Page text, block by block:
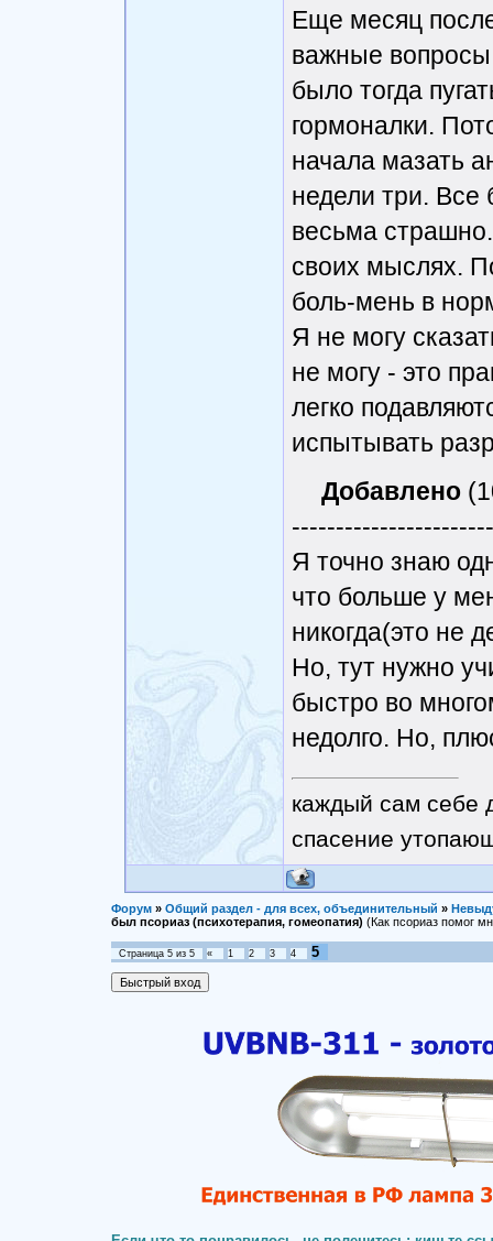
Еще месяц
важные
было тогда
гормоналки.
начала мазать
недели три.
весьма
своих мыслях.
боль-мень в
Я не могу
не могу - это
легко
испытывать
Добавлено
Я точно знаю
что больше у
никогда(это не
Но, тут нужно
быстро во
недолго. Но,
каждый сам себе
спасение
Форум » Общий раздел - для всех, объединительный »
был псориаз (психотерапия, гомеопатия) (Как псориаз помог
Страница 5 из 5 « 1 2 3 4 5